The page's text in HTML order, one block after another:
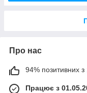
Про нас
94% позитивних з
Працює з